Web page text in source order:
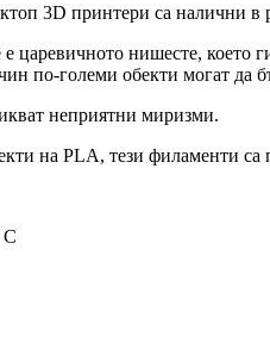
3D принтери са налични в
нишесте, което
по-големи обекти могат да
неприятни миризми.
на PLA, тези филаменти